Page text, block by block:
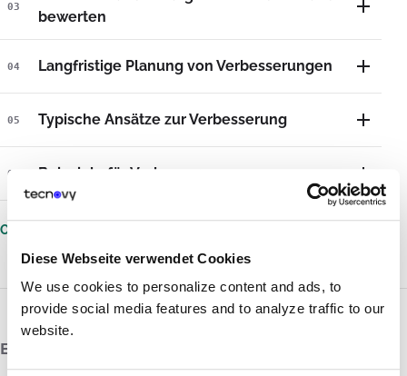
Diese Webseite verwendet Cookies
We use cookies to personalize content and ads, to
provide social media features and to analyze traffic to our
website.
03
bewerten
04 Langfristige Planung von Verbesserungen
05 Typische Ansätze zur Verbesserung
06 Beispiele für Verbesserungen
Offizieller Lehrplan
(externer Link)
ERGEBNIS